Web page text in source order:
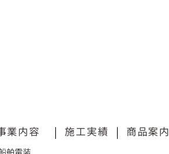
業内容
舶電装
| 施工実績 | 商品案内